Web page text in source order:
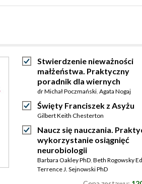
Stwierdzenie nieważności
małżeństwa. Praktyczny
poradnik dla wiernych
dr Michał Poczmański, Agata Nogaj
Święty Franciszek z Asyżu
Gilbert Keith Chesterton
Naucz się nauczania.
wykorzystanie osiągnięć
neurobiologii
Barbara Oakley PhD, Beth Rogowsky
Terrence J. Sejnowski PhD